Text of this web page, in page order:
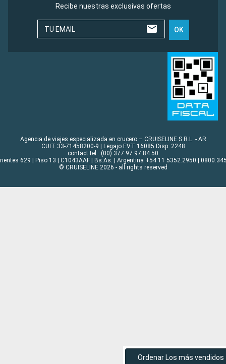
Ordenar Los más vendidos
Recibe nuestras exclusivas ofertas
TU EMAIL OK
Agencia de viajes especializada en crucero – CRUISELINE S.R.L. - AR
CUIT 33-71458200-9 | Legajo EVT 16085 Disp. 2248
contact tel : (00) 377 97 97 84 50
629 | Piso 13 | C1043AAF | Bs.As. | Argentina +54 11 5352.2950 |
© CRUISELINE 2026 - all rights reserved